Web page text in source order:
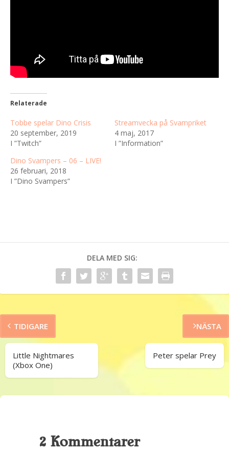
Relaterade
Tobbe spelar Dino Crisis
20 september, 2019
I ”Twitch”
Streamvecka på Svampriket
4 maj, 2017
I ”Information”
Dino Svampers – 06 – LIVE!
26 februari, 2018
I ”Dino Svampers”
DELA MED SIG:
TIDIGARE
Little Nightmares
(Xbox One)
NÄSTA
Peter spelar Prey
2 Kommentarer